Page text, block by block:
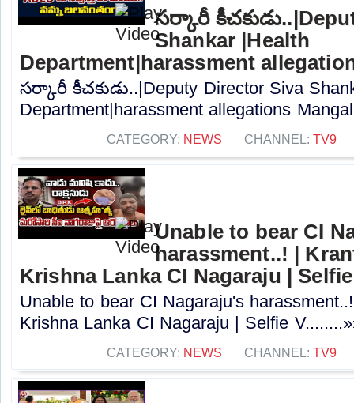
సర్కారీ
Shankar |Health
Department|harassment
సర్కారీ కీచకుడు..|Deputy Director Siva
Department|harassment allegations
CATEGORY: NEWS CHANNEL: TV9
Unable to bear CI
harassment..! |
Krishna Lanka CI Nagaraju | Selfie
Unable to bear CI Nagaraju's
Krishna Lanka CI Nagaraju | Selfie
CATEGORY: NEWS CHANNEL: TV9